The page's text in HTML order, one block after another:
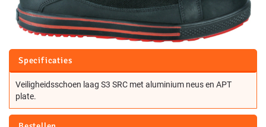
Specificaties
Veiligheidsschoen laag S3 SRC met aluminium neus en APT
plate.